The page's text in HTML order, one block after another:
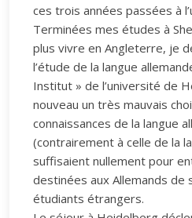
ces trois années passées à
Terminées mes études à
plus vivre en Angleterre, je
l’étude de la langue
Institut » de l’université de
nouveau un très mauvais
connaissances de la langue
(contrairement à celle de la
suffisaient nullement pour
destinées aux Allemands de
étudiants étrangers.